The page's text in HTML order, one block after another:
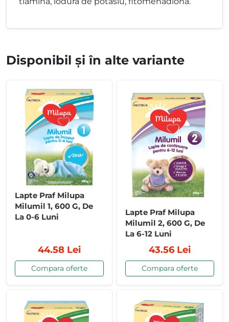
Disponibil și în alte variante
Lapte Praf Milupa
Milumil 1, 600 G, De
La 0-6 Luni
44.58 Lei
Compara oferte
Lapte Praf Milupa
Milumil 2, 600 G, De
La 6-12 Luni
43.56 Lei
Compara oferte